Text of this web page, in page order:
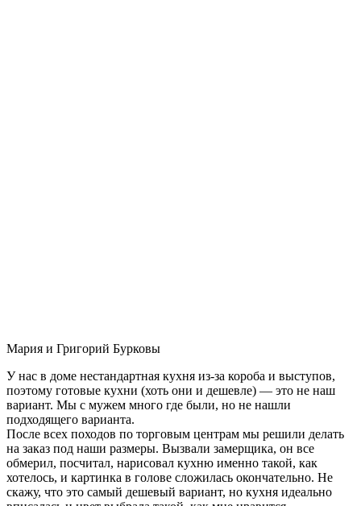
Мария и Григорий Бурковы
У нас в доме нестандартная кухня из-за короба и выступов,
поэтому готовые кухни (хоть они и дешевле) — это не наш
вариант. Мы с мужем много где были, но не нашли
подходящего варианта.
После всех походов по торговым центрам мы решили делать
на заказ под наши размеры. Вызвали замерщика, он все
обмерил, посчитал, нарисовал кухню именно такой, как
хотелось, и картинка в голове сложилась окончательно. Не
скажу, что это самый дешевый вариант, но кухня идеально